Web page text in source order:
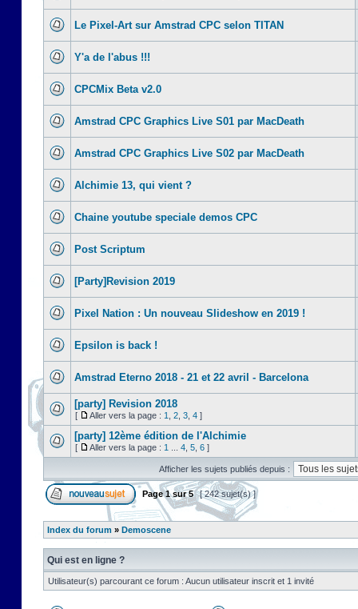
Le Pixel-Art sur Amstrad CPC selon TITAN
Y'a de l'abus !!!
CPCMix Beta v2.0
Amstrad CPC Graphics Live S01 par MacDeath
Amstrad CPC Graphics Live S02 par MacDeath
Alchimie 13, qui vient ?
Chaine youtube speciale demos CPC
Post Scriptum
[Party]Revision 2019
Pixel Nation : Un nouveau Slideshow en 2019 !
Epsilon is back !
Amstrad Eterno 2018 - 21 et 22 avril - Barcelona
[party] Revision 2018
[ Aller vers la page : 1 2 3 4 ]
[party] 12ème édition de l'Alchimie
[ Aller vers la page : 1 4 5 6 ]
Afficher les sujets publiés depuis :
Page1sur5 [ 242 sujet(s) ]
Index du forum » Demoscene
Qui est en ligne ?
Utilisateur(s) parcourant ce forum : Aucun utilisateur inscrit et 1 invité